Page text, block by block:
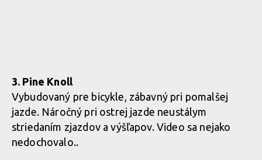
3. Pine Knoll
Vybudovaný pre bicykle, zábavný pri pomalšej
jazde. Náročný pri ostrej jazde neustálym
striedaním zjazdov a výšľapov. Video sa nejako
nedochovalo..